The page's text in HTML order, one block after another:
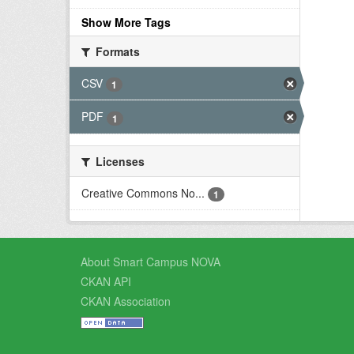
Show More Tags
Formats
CSV
1
PDF 1
Licenses
Creative Commons No...
1
About Smart Campus NOVA
CKAN API
CKAN Association